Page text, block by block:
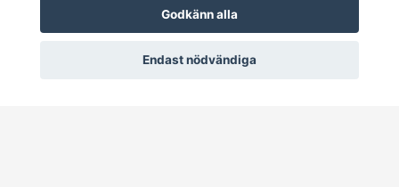
Godkänn alla
Endast nödvändiga